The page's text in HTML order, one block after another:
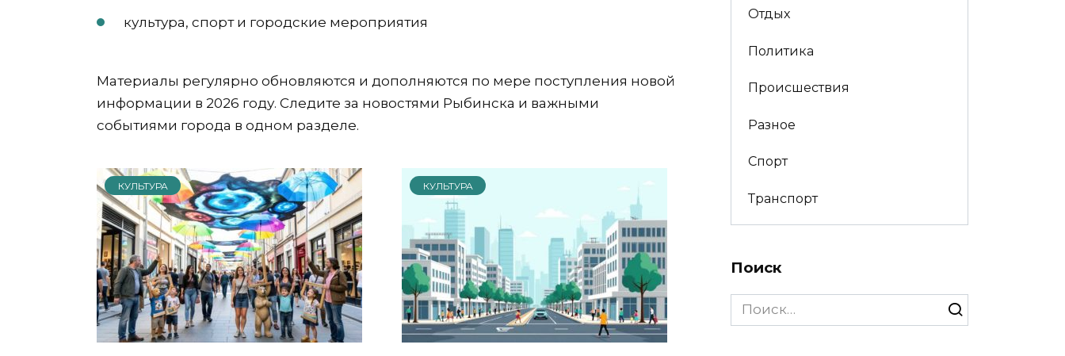
культура, спорт и городские мероприятия
Материалы регулярно обновляются и дополняются по мере поступления новой
информации в 2026 году. Следите за новостями Рыбинска и важными
событиями города в одном разделе.
КУЛЬТУРА КУЛЬТУРА
Отдых
Политика
Происшествия
Разное
Спорт
Транспорт
Поиск
Search
for: